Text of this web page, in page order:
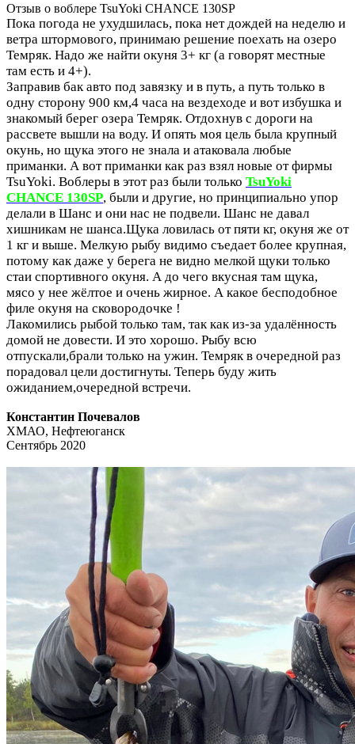
Отзыв о воблере TsuYoki CHANCE 130SP
Пока погода не ухудшилась, пока нет дождей на неделю и
ветра штормового, принимаю решение поехать на озеро
Темряк. Надо же найти окуня 3+ кг (а говорят местные
там есть и 4+).
Заправив бак авто под завязку и в путь, а путь только в
одну сторону 900 км,4 часа на вездеходе и вот избушка и
знакомый берег озера Темряк. Отдохнув с дороги на
рассвете вышли на воду. И опять моя цель была крупный
окунь, но щука этого не знала и атаковала любые
приманки. А вот приманки как раз взял новые от фирмы
TsuYoki. Воблеры в этот раз были только TsuYoki
CHANCE 130SP, были и другие, но принципиально упор
делали в Шанс и они нас не подвели. Шанс не давал
хишникам не шанса.Щука ловилась от пяти кг, окуня же от
1 кг и выше. Мелкую рыбу видимо съедает более крупная,
потому как даже у берега не видно мелкой щуки только
стаи спортивного окуня. А до чего вкусная там щука,
мясо у нее жёлтое и очень жирное. А какое бесподобное
филе окуня на сковородочке !
Лакомились рыбой только там, так как из-за удалённость
домой не довести. И это хорошо. Рыбу всю
отпускали,брали только на ужин. Темряк в очередной раз
порадовал цели достигнуты. Теперь буду жить
ожиданием,очередной встречи.
Константин Почевалов
ХМАО, Нефтеюганск
Сентябрь 2020